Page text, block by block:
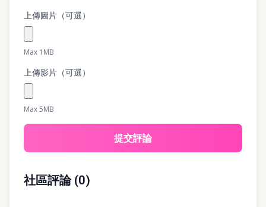
上傳圖片（可選）
Max 1MB
上傳影片（可選）
Max 5MB
提交評論
社區評論(0)